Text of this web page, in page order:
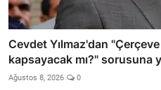
Cevdet Yılmaz'dan
kapsayacak mı?" sorusuna
Ağustos 8, 2026 0